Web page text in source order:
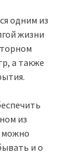
одним из
жизни
а также
из
можно
и о